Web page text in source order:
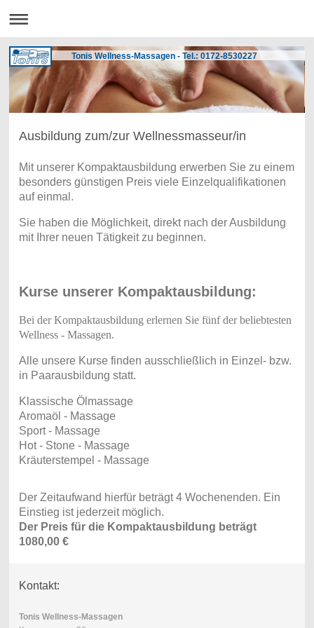
Tonis Wellness-Massagen - Tel.: 0172-8530227
Ausbildung zum/zur Wellnessmasseur/in
Mit unserer Kompaktausbildung erwerben Sie zu einem
besonders günstigen Preis viele Einzelqualifikationen
auf einmal.
Sie haben die Möglichkeit, direkt nach der Ausbildung
mit Ihrer neuen Tätigkeit zu beginnen.
Kurse unserer Kompaktausbildung:
Bei der Kompaktausbildung erlernen Sie fünf der beliebtesten
Wellness - Massagen.
Alle unsere Kurse finden ausschließlich in Einzel- bzw.
in Paarausbildung statt.
Klassische Ölmassage
Aromaöl - Massage
Sport - Massage
Hot - Stone - Massage
Kräuterstempel - Massage
Der Zeitaufwand hierfür beträgt 4 Wochenenden. Ein
Einstieg ist jederzeit möglich.
Der Preis für die Kompaktausbildung beträgt
1080,00 €
Kontakt:
Tonis Wellness-Massagen